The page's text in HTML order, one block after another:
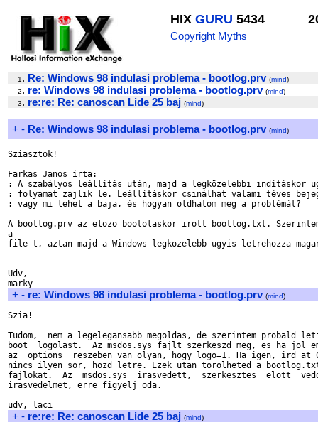
HIX GURU 5434
Copyright Myths
1 . Re: Windows 98 indulasi problema - bootlog.prv (mind)
2. re: Windows 98 indulasi problema - bootlog.prv (mind)
3. re:re: Re: canoscan Lide 25 baj (mind)
+ - Re: Windows 98 indulasi problema - bootlog.prv (mind)
Sziasztok!
Farkas Janos irta:
: A szabályos leállítás után, majd a legközelebbi indításkor
: folyamat zajlik le. Leállításkor csinálhat valami téves
: vagy mi lehet a baja, és hogyan oldhatom meg a problémát?
A bootlog.prv az elozo bootolaskor irott bootlog.txt.
a
file-t, aztan majd a Windows legkozelebb ugyis letrehozza
Udv,
+ - re: Windows 98 indulasi problema - bootlog.prv (mind)
Szia!
Tudom,  nem a legelegansabb megoldas, de szerintem probald
boot  logolast.  Az msdos.sys fajlt szerkeszd meg, es ha jol
az  options  reszeben van olyan, hogy logo=1. Ha igen, ird at
nincs ilyen sor, hozd letre. Ezek utan torolheted a
fajlokat.  Az  msdos.sys  irasvedett,  szerkesztes  elott
irasvedelmet, erre figyelj oda.
+ - re:re: Re: canoscan Lide 25 baj (mind)